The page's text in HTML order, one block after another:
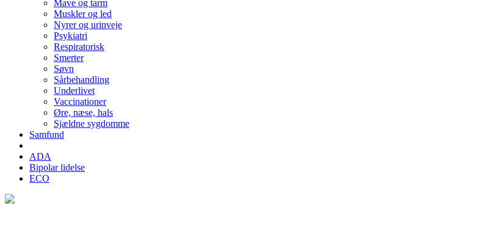
Mave og tarm
Muskler og led
Nyrer og urinveje
Psykiatri
Respiratorisk
Smerter
Søvn
Sårbehandling
Underlivet
Vaccinationer
Øre, næse, hals
Sjældne sygdomme
Samfund
ADA
Bipolar lidelse
ECO